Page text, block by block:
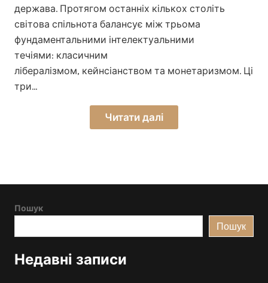
держава. Протягом останніх кількох століть
світова спільнота балансує між трьома
фундаментальними інтелектуальними
течіями: класичним
лібералізмом, кейнсіанством та монетаризмом. Ці
три…
Читати далі
Пошук
Пошук
Недавні записи